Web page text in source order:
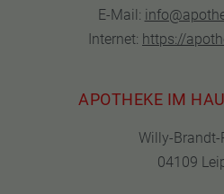
E-Mail:
Internet: https://
APOTHEKE IM
Willy-Brandt-
04109